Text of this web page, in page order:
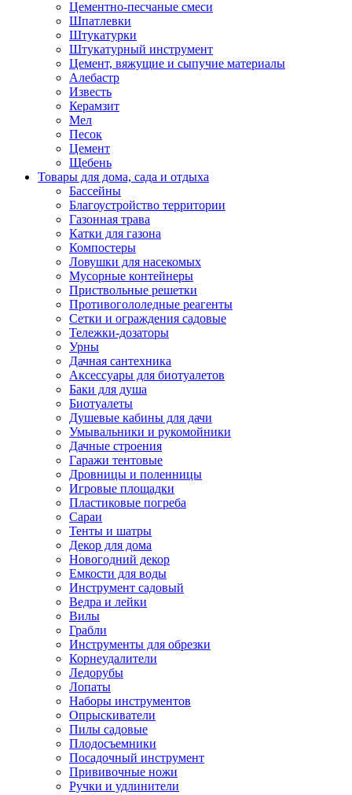
Цементно-песчаные смеси
Шпатлевки
Штукатурки
Штукатурный инструмент
Цемент, вяжущие и сыпучие материалы
Алебастр
Известь
Керамзит
Мел
Песок
Цемент
Щебень
Товары для дома, сада и отдыха
Бассейны
Благоустройство территории
Газонная трава
Катки для газона
Компостеры
Ловушки для насекомых
Мусорные контейнеры
Приствольные решетки
Противогололедные реагенты
Сетки и ограждения садовые
Тележки-дозаторы
Урны
Дачная сантехника
Аксессуары для биотуалетов
Баки для душа
Биотуалеты
Душевые кабины для дачи
Умывальники и рукомойники
Дачные строения
Гаражи тентовые
Дровницы и поленницы
Игровые площадки
Пластиковые погреба
Сараи
Тенты и шатры
Декор для дома
Новогодний декор
Емкости для воды
Инструмент садовый
Ведра и лейки
Вилы
Грабли
Инструменты для обрезки
Корнеудалители
Ледорубы
Лопаты
Наборы инструментов
Опрыскиватели
Пилы садовые
Плодосъемники
Посадочный инструмент
Прививочные ножи
Ручки и удлинители